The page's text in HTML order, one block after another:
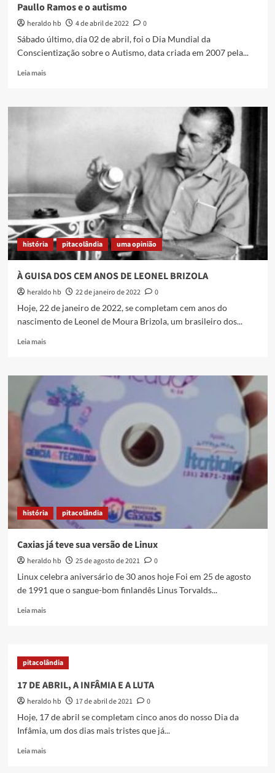
Paullo Ramos e o autismo
heraldo hb 4 de abril de 2022
0
Sábado último, dia 02 de abril, foi o Dia Mundial da
Conscientização sobre o Autismo, data criada em 2007 pela...
Leia maisRead
Paullo
história pitacolândia uma opinião
À GUISA DOS CEM ANOS DE LEONEL BRIZOLA
heraldo hb 22 de janeiro de 2022
0
Hoje, 22 de janeiro de 2022, se completam cem anos do
nascimento de Leonel de Moura Brizola, um brasileiro dos...
Leia maisRead
À
GUISA
DOS
CEM
ANOS
DE
LEONEL
BRIZOLA
história pitacolândia
Caxias já teve sua versão de Linux
heraldo hb 25 de agosto de 2021
0
Linux celebra aniversário de 30 anos hoje Foi em 25 de agosto
de 1991 que o sangue-bom finlandês Linus Torvalds...
Leia maisRead
já
teve
versão
de
Linux
pitacolândia
17 DE ABRIL, A INFÂMIA E A LUTA
heraldo hb 17 de abril de 2021
0
Hoje, 17 de abril se completam cinco anos do nosso Dia da
Infâmia, um dos dias mais tristes que já...
Leia maisRead